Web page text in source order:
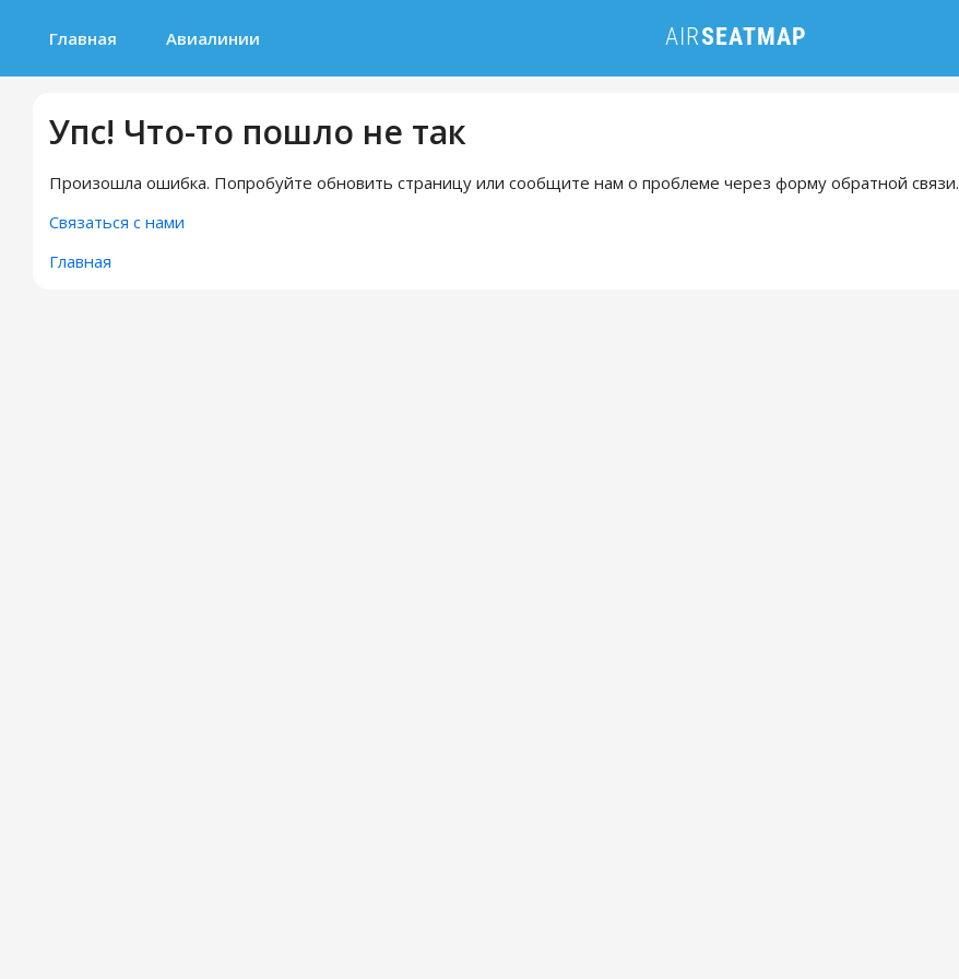
Главная Авиалинии
Упс! Что-то пошло не так
Произошла ошибка. Попробуйте обновить страницу или сообщите нам о проблеме через форму обратной связи.
Связаться с нами
Главная